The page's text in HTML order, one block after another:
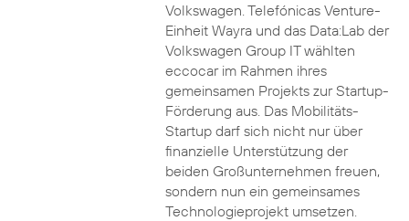
Volkswagen. Telefónicas Venture-
Einheit Wayra und das Data:Lab der
Volkswagen Group IT wählten
eccocar im Rahmen ihres
gemeinsamen Projekts zur Startup-
Förderung aus. Das Mobilitäts-
Startup darf sich nicht nur über
finanzielle Unterstützung der
beiden Großunternehmen freuen,
sondern nun ein gemeinsames
Technologieprojekt umsetzen.